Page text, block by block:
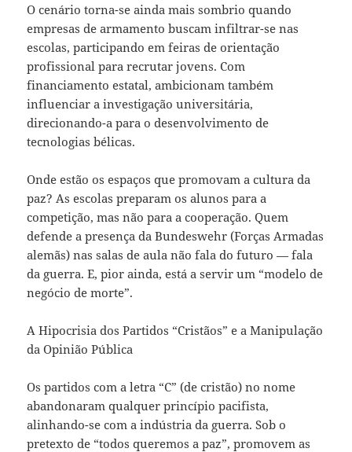
O cenário torna-se ainda mais sombrio quando
empresas de armamento buscam infiltrar-se nas
escolas, participando em feiras de orientação
profissional para recrutar jovens. Com
financiamento estatal, ambicionam também
influenciar a investigação universitária,
direcionando-a para o desenvolvimento de
tecnologias bélicas.
Onde estão os espaços que promovam a cultura da
paz? As escolas preparam os alunos para a
competição, mas não para a cooperação. Quem
defende a presença da Bundeswehr (Forças Armadas
alemãs) nas salas de aula não fala do futuro — fala
da guerra. E, pior ainda, está a servir um “modelo de
negócio de morte”.
A Hipocrisia dos Partidos “Cristãos” e a Manipulação
da Opinião Pública
Os partidos com a letra “C” (de cristão) no nome
abandonaram qualquer princípio pacifista,
alinhando-se com a indústria da guerra. Sob o
pretexto de “todos queremos a paz”, promovem as